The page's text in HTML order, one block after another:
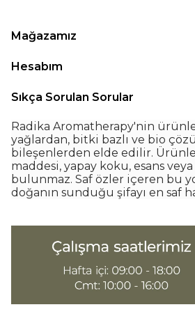
Mağazamız
Hesabım
Sıkça Sorulan Sorular
Radika Aromatherapy'nin
yağlardan, bitki bazlı ve bio
bileşenlerden elde edilir.
maddesi, yapay koku, esans
bulunmaz. Saf özler içeren bu
doğanın sunduğu şifayı en saf